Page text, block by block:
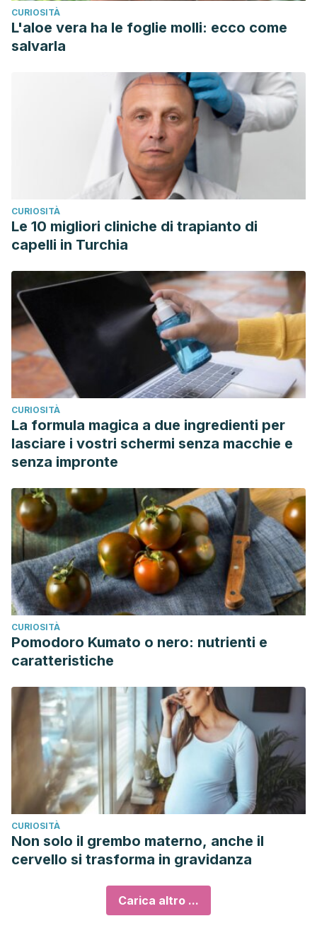
CURIOSITÀ
L'aloe vera ha le foglie molli: ecco come
salvarla
CURIOSITÀ
Le 10 migliori cliniche di trapianto di
capelli in Turchia
CURIOSITÀ
La formula magica a due ingredienti per
lasciare i vostri schermi senza macchie e
senza impronte
CURIOSITÀ
Pomodoro Kumato o nero: nutrienti e
caratteristiche
CURIOSITÀ
Non solo il grembo materno, anche il
cervello si trasforma in gravidanza
Carica altro ...